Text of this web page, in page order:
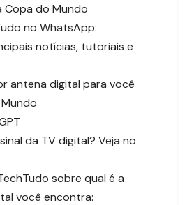
Copa do Mundo
no WhatsApp:
notícias, tutoriais e
antena digital para você
da TV digital? Veja no
sobre qual é a
você encontra: